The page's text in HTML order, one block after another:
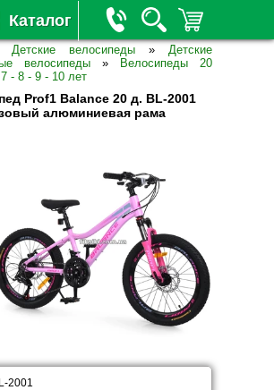
Каталог
Детские велосипеды » Детские
велосипеды
»
Велосипеды 20
- 8 - 9 - 10 лет
Prof1 Balance 20 д. BL-2001
алюминиевая рама
2001